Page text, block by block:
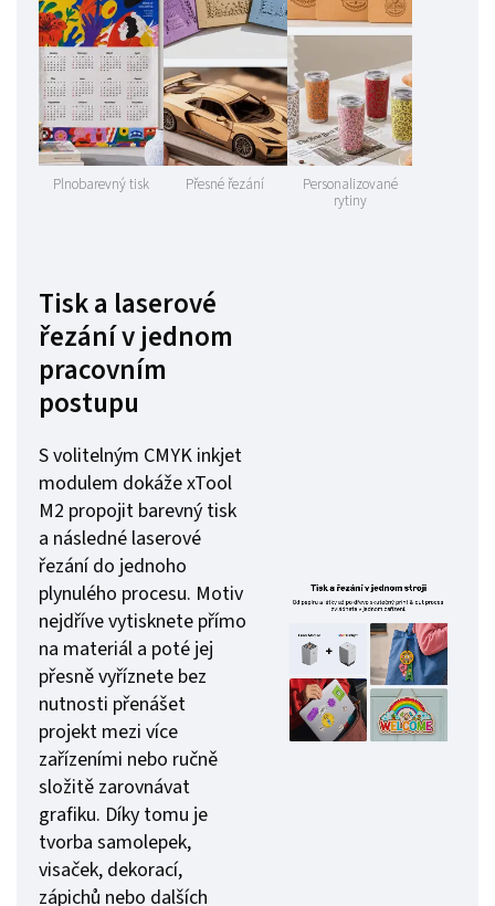
Plnobarevný tisk Přesné řezání
Personalizované
rytiny
Tisk a laserové
řezání v jednom
pracovním
postupu
S volitelným CMYK inkjet
modulem dokáže xTool
M2 propojit barevný tisk
a následné laserové
řezání do jednoho
plynulého procesu. Motiv
nejdříve vytisknete přímo
na materiál a poté jej
přesně vyříznete bez
nutnosti přenášet
projekt mezi více
zařízeními nebo ručně
složitě zarovnávat
grafiku. Díky tomu je
tvorba samolepek,
visaček, dekorací,
zápichů nebo dalších